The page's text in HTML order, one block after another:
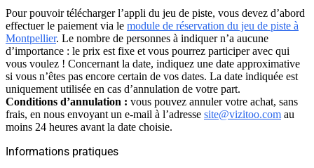
Pour pouvoir télécharger l’appli du jeu de piste, vous devez d’abord
effectuer le paiement via le module de réservation du jeu de piste à
Montpellier. Le nombre de personnes à indiquer n’a aucune
d’importance : le prix est fixe et vous pourrez participer avec qui
vous voulez ! Concernant la date, indiquez une date approximative
si vous n’êtes pas encore certain de vos dates. La date indiquée est
uniquement utilisée en cas d’annulation de votre part.
Conditions d’annulation : vous pouvez annuler votre achat, sans
frais, en nous envoyant un e-mail à l’adresse site@vizitoo.com au
moins 24 heures avant la date choisie.
Informations pratiques